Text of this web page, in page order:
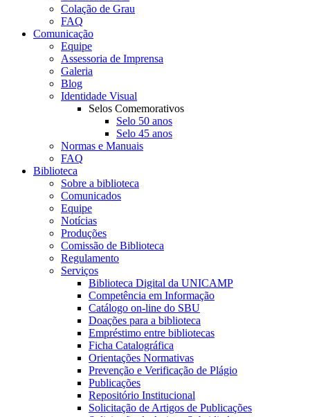
Colação de Grau
FAQ
Comunicação
Equipe
Assessoria de Imprensa
Galeria
Blog
Identidade Visual
Selos Comemorativos
Selo 50 anos
Selo 45 anos
Normas e Manuais
FAQ
Biblioteca
Sobre a biblioteca
Comunicados
Equipe
Notícias
Produções
Comissão de Biblioteca
Regulamento
Serviços
Biblioteca Digital da UNICAMP
Competência em Informação
Catálogo on-line do SBU
Doações para a biblioteca
Empréstimo entre bibliotecas
Ficha Catalográfica
Orientações Normativas
Prevenção e Verificação de Plágio
Publicações
Repositório Institucional
Solicitação de Artigos de Publicações